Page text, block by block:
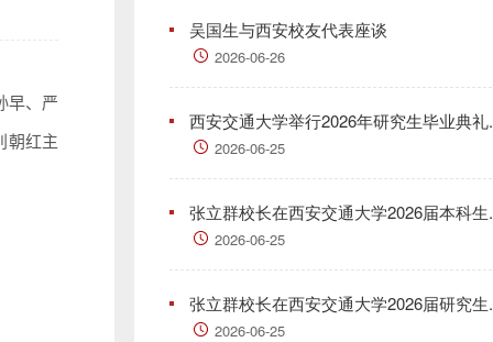
早、严
朝红主
吴国生与西安校友代表座谈
2026-06-26
西安交通大学举行2026年研究生毕业典礼
2026-06-25
张立群校长在西安交通大学2026届本科生
2026-06-25
张立群校长在西安交通大学2026届研究生
2026-06-25